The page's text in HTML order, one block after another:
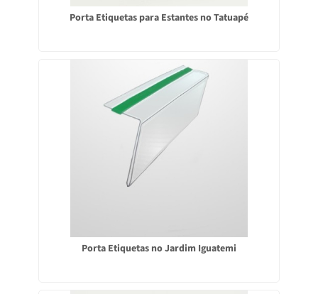
Porta Etiquetas para Estantes no Tatuapé
Porta Etiquetas no Jardim Iguatemi